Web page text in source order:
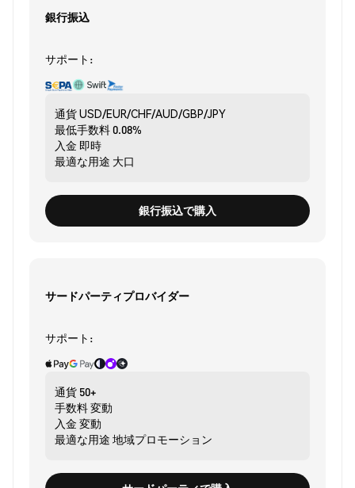
銀行振込
サポート:
通貨USD/EUR/CHF/AUD/GBP/JPY
最低手数料0.08%
入金 即時
最適な用途 大口
銀行振込で購入
サードパーティプロバイダー
サポート:
通貨 50+
手数料変動
入金 変動
最適な用途 地域プロモーション